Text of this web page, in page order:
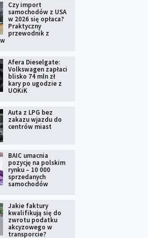
Czy import
samochodów z USA
w 2026 się opłaca?
Praktyczny
przewodnik z
Afera Dieselgate:
Volkswagen zapłaci
blisko 74 mln zł
kary po ugodzie z
UOKiK
Auta z LPG bez
zakazu wjazdu do
centrów miast
BAIC umacnia
pozycję na polskim
rynku – 10 000
sprzedanych
samochodów
Jakie faktury
kwalifikują się do
zwrotu podatku
akcyzowego w
transporcie?